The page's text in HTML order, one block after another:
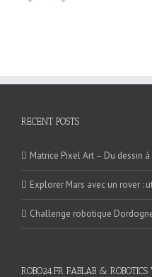
RECENT POSTS
Matrice Pixel Art – Du dessin
Explorer Mars avec un rover :
Challenge robotique
ROBO24.FR FABLAB & ROBOTICS